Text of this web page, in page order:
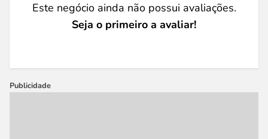
Este negócio ainda não possui avaliações.
Seja o primeiro a avaliar!
Publicidade